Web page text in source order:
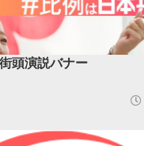
頭演説バナー